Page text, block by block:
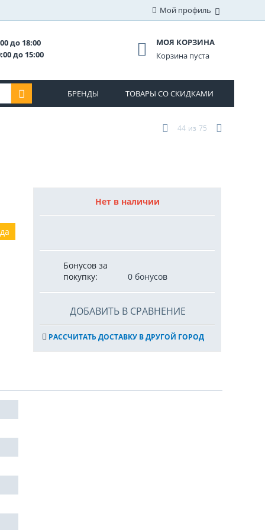
Мой профиль
до 18:00
до 15:00
МОЯ КОРЗИНА
Корзина пуста
БРЕНДЫ ТОВАРЫ СО СКИДКАМИ
44 из 75
Нет в наличии
Бонусов за
покупку:
0 бонусов
ДОБАВИТЬ В СРАВНЕНИЕ
РАССЧИТАТЬ ДОСТАВКУ В ДРУГОЙ ГОРОД